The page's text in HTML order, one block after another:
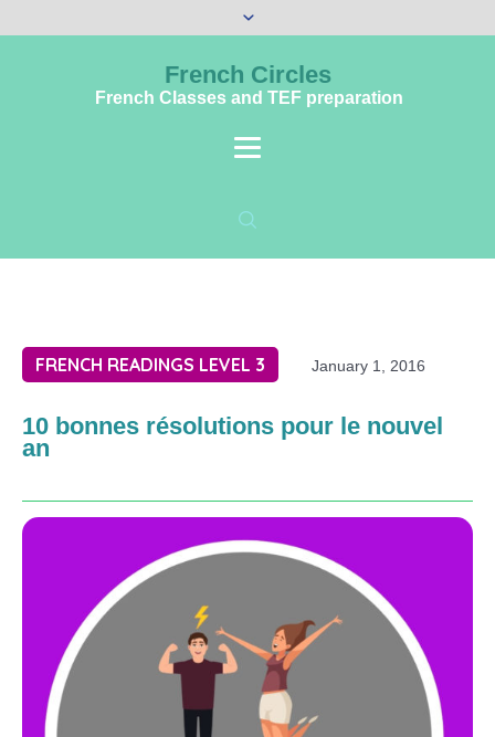
French Circles
French Classes and TEF preparation
FRENCH READINGS LEVEL 3 January 1, 2016
10 bonnes résolutions pour le nouvel
an